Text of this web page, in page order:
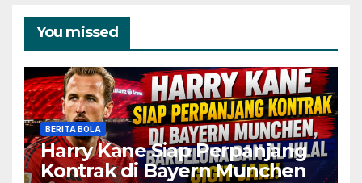
You missed
BERITA BOLA
Harry Kane Siap Perpanjang
Kontrak di Bayern Munchen